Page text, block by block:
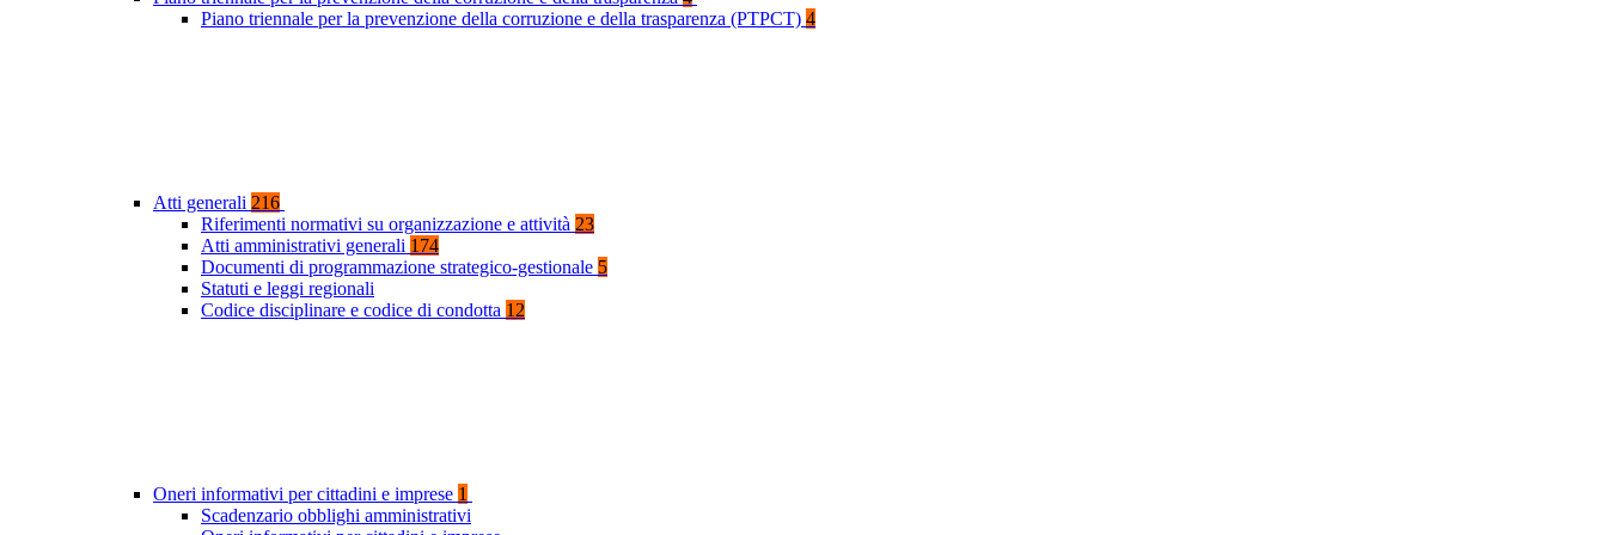
Piano triennale per la prevenzione della corruzione e della trasparenza (PTPCT) 4
Atti generali 216
Riferimenti normativi su organizzazione e attività 23
Atti amministrativi generali 174
Documenti di programmazione strategico-gestionale 5
Statuti e leggi regionali
Codice disciplinare e codice di condotta 12
Oneri informativi per cittadini e imprese 1
Scadenzario obblighi amministrativi